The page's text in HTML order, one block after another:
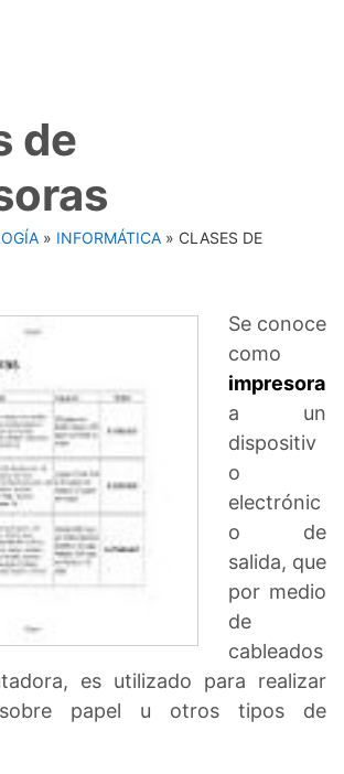
de
» INFORMÁTICA » CLASES DE
Se conoce
como
impresora
a un
dispositiv
o
electrónic
o de
salida, que
por medio
de
cableados
es utilizado para realizar
sobre papel u otros tipos de